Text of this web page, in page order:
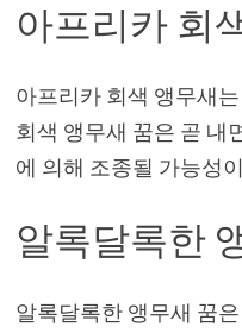
아프리카 회
아프리카 회색 앵무새
회색 앵무새 꿈은 곧 내
에 의해 조종될 가능성
알록달록한
알록달록한 앵무새 꿈